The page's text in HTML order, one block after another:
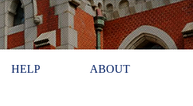
HELP ABOUT